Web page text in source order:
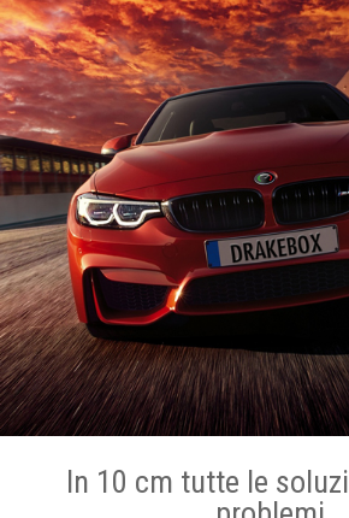
In 10 cm tutte le